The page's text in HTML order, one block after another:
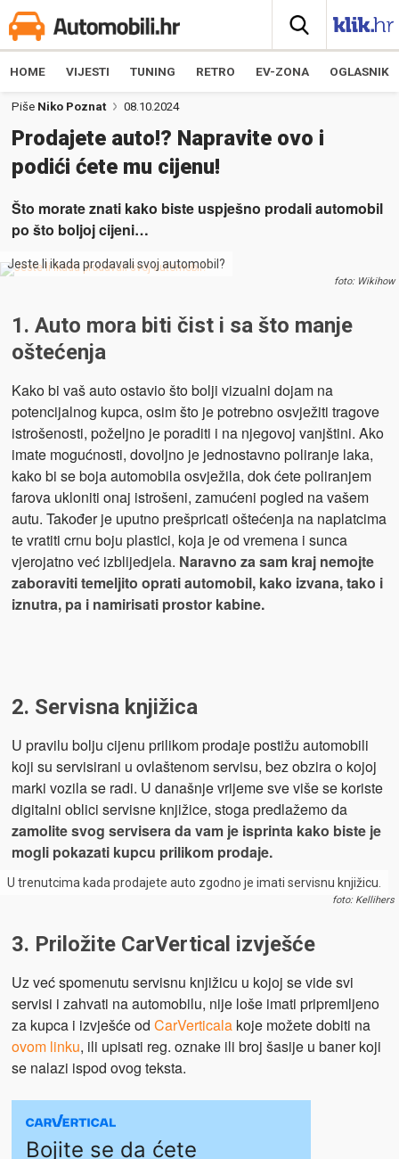
HOME VIJESTI TUNING RETRO EV-ZONA OGLASNIK
Piše Niko Poznat 08.10.2024
Prodajete auto!? Napravite ovo i
podići ćete mu cijenu!
Što morate znati kako biste uspješno prodali automobil
po što boljoj cijeni…
Jeste li ikada prodavali svoj automobil?
foto: Wikihow
1. Auto mora biti čist i sa što manje
oštećenja
Kako bi vaš auto ostavio što bolji vizualni dojam na
potencijalnog kupca, osim što je potrebno osvježiti tragove
istrošenosti, poželjno je poraditi i na njegovoj vanjštini. Ako
imate mogućnosti, dovoljno je jednostavno poliranje laka,
kako bi se boja automobila osvježila, dok ćete poliranjem
farova ukloniti onaj istrošeni, zamućeni pogled na vašem
autu. Također je uputno prešpricati oštećenja na naplatcima
te vratiti crnu boju plastici, koja je od vremena i sunca
vjerojatno već izblijedjela. Naravno za sam kraj nemojte
zaboraviti temeljito oprati automobil, kako izvana, tako i
iznutra, pa i namirisati prostor kabine.
2. Servisna knjižica
U pravilu bolju cijenu prilikom prodaje postižu automobili
koji su servisirani u ovlaštenom servisu, bez obzira o kojoj
marki vozila se radi. U današnje vrijeme sve više se koriste
digitalni oblici servisne knjižice, stoga predlažemo da
zamolite svog servisera da vam je isprinta kako biste je
mogli pokazati kupcu prilikom prodaje.
U trenutcima kada prodajete auto zgodno je imati servisnu knjižicu.
foto: Kellihers
3. Priložite CarVertical izvješće
Uz već spomenutu servisnu knjižicu u kojoj se vide svi
servisi i zahvati na automobilu, nije loše imati pripremljeno
za kupca i izvješće od CarVerticalakoje možete dobiti na
ovom linku, ili upisati reg. oznake ili broj šasije u baner koji
se nalazi ispod ovog teksta.